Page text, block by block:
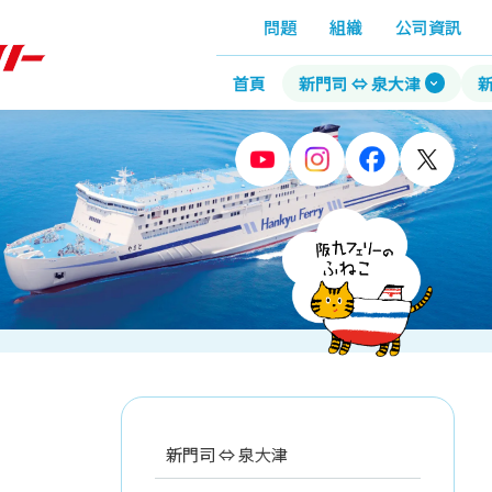
問題 組織 公司資訊
首頁 新門司 ⇔ 泉大津
新門司 ⇔ 泉大津